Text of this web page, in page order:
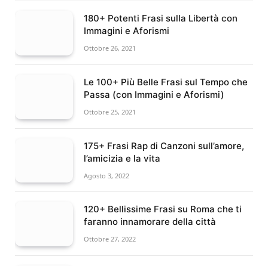
180+ Potenti Frasi sulla Libertà con
Immagini e Aforismi
Ottobre 26, 2021
Le 100+ Più Belle Frasi sul Tempo che
Passa (con Immagini e Aforismi)
Ottobre 25, 2021
175+ Frasi Rap di Canzoni sull’amore,
l’amicizia e la vita
Agosto 3, 2022
120+ Bellissime Frasi su Roma che ti
faranno innamorare della città
Ottobre 27, 2022